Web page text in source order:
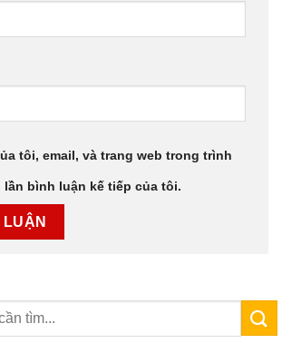
tôi, email, và trang web trong trình
lần bình luận kế tiếp của tôi.